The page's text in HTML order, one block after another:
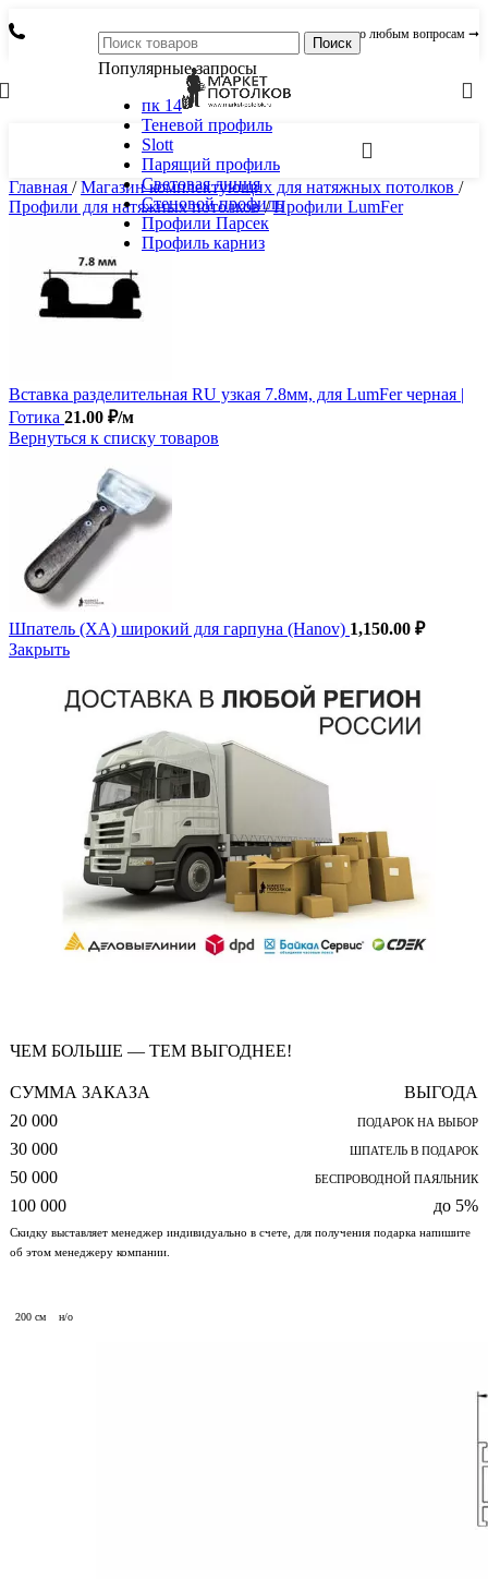
по любым вопросам ➞
Поиск
Популярные запросы
пк 14
Теневой профиль
Slott
Парящий профиль
Световая линия
Стеновой профиль
Профили Парсек
Профиль карниз
Главная / Магазин комплектующих для натяжных потолков /
Профили для натяжных потолков/ Профили LumFer
Вставка разделительная RU узкая 7.8мм, для LumFer черная |
Готика 21.00 ₽/м
Вернуться к списку товаров
Шпатель (ХА) широкий для гарпуна (Hanov) 1,150.00 ₽
Закрыть
ЧЕМ БОЛЬШЕ — ТЕМ ВЫГОДНЕЕ!
СУММА ЗАКАЗА
ВЫГОДА
20 000
ПОДАРОК НА ВЫБОР
30 000 ШПАТЕЛЬ В ПОДАРОК
50 000 БЕСПРОВОДНОЙ ПАЯЛЬНИК
100 000 до 5%
Скидку выставляет менеджер индивидуально в счете, для получения подарка напишите
об этом менеджеру компании.
200 см н/о